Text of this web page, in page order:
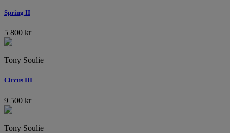
Spring II
5 800 kr
Tony Soulie
Circus III
9 500 kr
Tony Soulie